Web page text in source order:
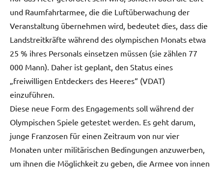
und Raumfahrtarmee, die die Luftüberwachung der
Veranstaltung übernehmen wird, bedeutet dies, dass die
Landstreitkräfte während des olympischen Monats etwa
25 % ihres Personals einsetzen müssen (sie zählen 77
000 Mann). Daher ist geplant, den Status eines
„freiwilligen Entdeckers des Heeres“ (VDAT)
einzuführen.
Diese neue Form des Engagements soll während der
Olympischen Spiele getestet werden. Es geht darum,
junge Franzosen für einen Zeitraum von nur vier
Monaten unter militärischen Bedingungen anzuwerben,
um ihnen die Möglichkeit zu geben, die Armee von innen